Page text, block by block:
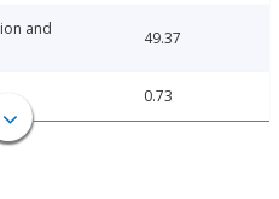
and
49.37
0.73